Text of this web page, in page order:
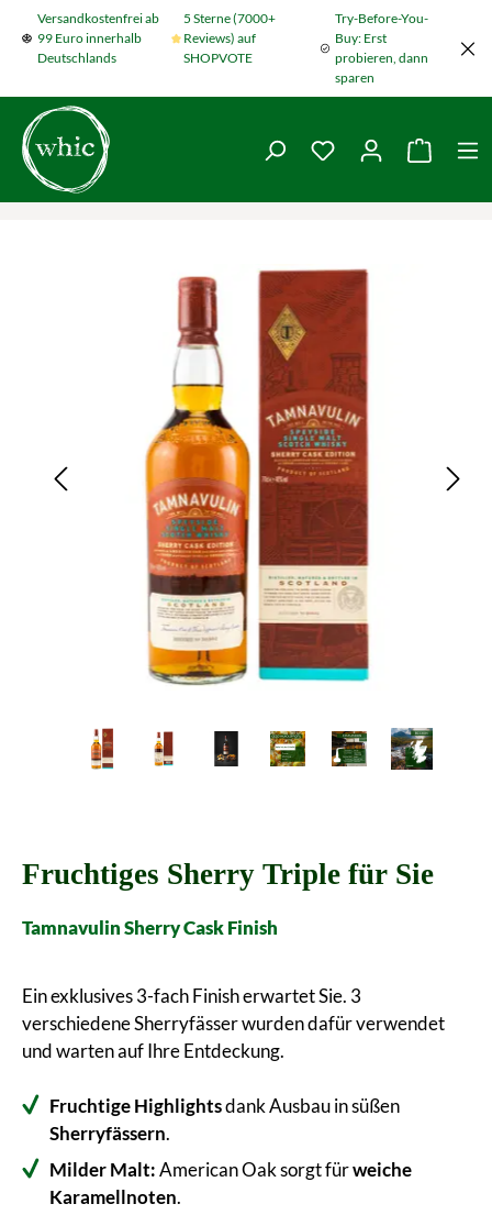
Zum Hauptinhalt springen
Versandkostenfrei ab
99 Euro innerhalb
Deutschlands
5 Sterne (7000+
Reviews) auf
SHOPVOTE
Try-Before-You-
Buy: Erst
probieren, dann
sparen
Du hast 0
Bildergalerie überspringen
Fruchtiges Sherry Triple für Sie
Tamnavulin Sherry Cask Finish
Ein exklusives 3-fach Finish erwartet Sie. 3
verschiedene Sherryfässer wurden dafür verwendet
und warten auf Ihre Entdeckung.
Fruchtige Highlightsdank Ausbau in süßen
Sherryfässern.
Milder Malt:American Oak sorgt fürweiche
Karamellnoten.